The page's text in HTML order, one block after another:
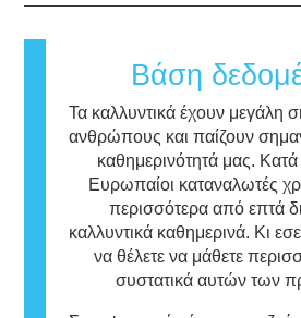
ενδοκρινικής διαταραχής.
καλλυντικά και τα προϊόντα
φροντίδας μπορεί να
που ενδεχομένως να είναι
ορισμένα άτομα.
Αυτό σημαίνει ότι το προϊόν
για χρήση από άλλα άτομα.
Βάση
Τα καλλυντικά έχουν μεγάλη
ανθρώπους και παίζουν
καθημερινότητά μας.
Ευρωπαίοι καταναλωτές
περισσότερα από επτά
καλλυντικά καθημερινά. Κι
να θέλετε να μάθετε
συστατικά αυτών των